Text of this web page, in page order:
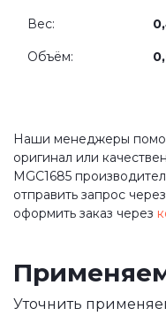
Вес:
Объём:
Наши менеджеры
оригинал или
MGC1685
отправить запрос через
оформить заказ через
Уточнить